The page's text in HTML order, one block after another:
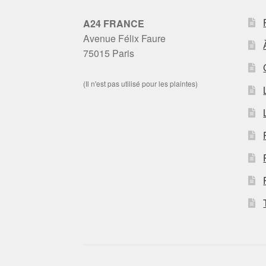
A24 FRANCE
Avenue Félix Faure
75015 Paris
(Il n'est pas utilisé pour les plaintes)